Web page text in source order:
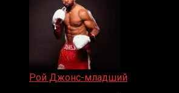
Рой Джонс-младший